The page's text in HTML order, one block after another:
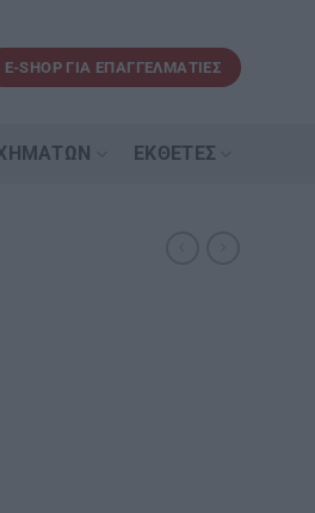
E-SHOP ΓΙΑ ΕΠΑΓΓΕΛΜΑΤΙΕΣ
ΕΚΘΈΤΕΣ